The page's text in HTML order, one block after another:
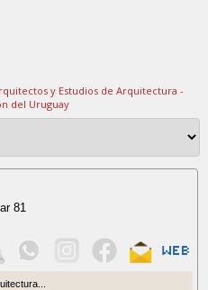
y Estudios de Arquitectura -
del Uruguay
81